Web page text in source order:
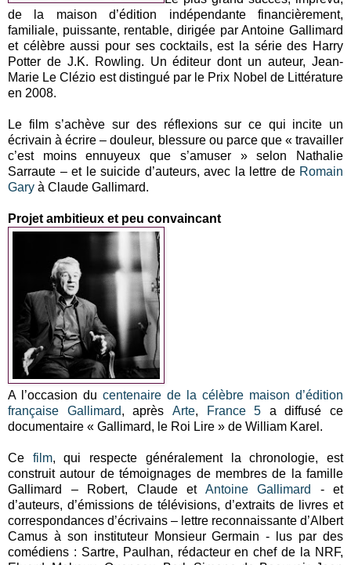
de la maison d’édition indépendante financièrement,
familiale, puissante, rentable, dirigée par Antoine Gallimard
et célèbre aussi pour ses cocktails, est la série des Harry
Potter de J.K. Rowling. Un éditeur dont un auteur, Jean-
Marie Le Clézio est distingué par le Prix Nobel de Littérature
en 2008.
Le film s’achève sur des réflexions sur ce qui incite un
écrivain à écrire – douleur, blessure ou parce que « travailler
c’est moins ennuyeux que s’amuser » selon Nathalie
Sarraute – et le suicide d’auteurs, avec la lettre de Romain
Gary à Claude Gallimard.
Projet ambitieux et peu convaincant
A l’occasion du centenaire de la célèbre maison d’édition
française Gallimard, après Arte, France 5 a diffusé ce
documentaire « Gallimard, le Roi Lire » de William Karel.
Ce film, qui respecte généralement la chronologie, est
construit autour de témoignages de membres de la famille
Gallimard – Robert, Claude et Antoine Gallimard
- et
d’auteurs, d’émissions de télévisions, d’extraits de livres et
correspondances d’écrivains – lettre reconnaissante d’Albert
Camus à son instituteur Monsieur Germain - lus par des
comédiens : Sartre, Paulhan, rédacteur en chef de la NRF,